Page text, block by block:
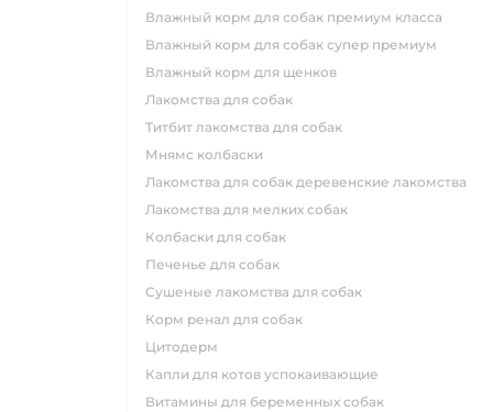
влажный корм для собак премиум класса
влажный корм для собак супер премиум
влажный корм для щенков
лакомства для собак
титбит лакомства для собак
мнямс колбаски
лакомства для собак деревенские лакомства
лакомства для мелких собак
колбаски для собак
печенье для собак
сушеные лакомства для собак
корм ренал для собак
цитодерм
капли для котов успокаивающие
витамины для беременных собак